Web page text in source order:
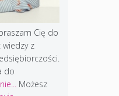
Cię do
z
do
Możesz